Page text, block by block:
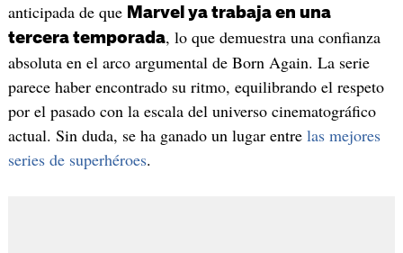
anticipada de que Marvel ya trabaja en una
tercera temporada, lo que demuestra una confianza
absoluta en el arco argumental de Born Again. La serie
parece haber encontrado su ritmo, equilibrando el respeto
por el pasado con la escala del universo cinematográfico
actual. Sin duda, se ha ganado un lugar entre las mejores
series de superhéroes.